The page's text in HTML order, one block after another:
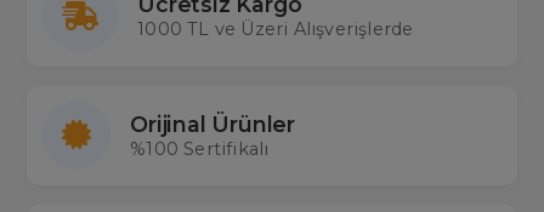
1000 TL ve Üzeri Alışverişlerde
Orijinal Ürünler
%100 Sertifikalı